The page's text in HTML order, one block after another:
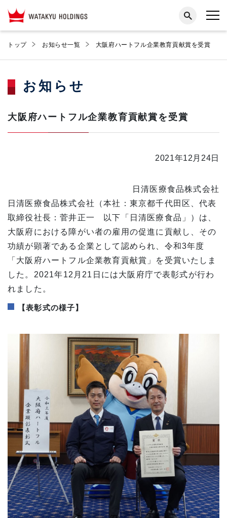
トップ お知らせ一覧 大阪府ハートフル企業教育貢献賞を受賞
お知らせ
大阪府ハートフル企業教育貢献賞を受賞
2021年12月24日
日清医療食品株式会社
日清医療食品株式会社（本社：東京都千代田区、代表
取締役社長：菅井正一 以下「日清医療食品」）は、
大阪府における障がい者の雇用の促進に貢献し、その
功績が顕著である企業として認められ、令和3年度
「大阪府ハートフル企業教育貢献賞」を受賞いたしま
した。2021年12月21日には大阪府庁で表彰式が行わ
れました。
【表彰式の様子】